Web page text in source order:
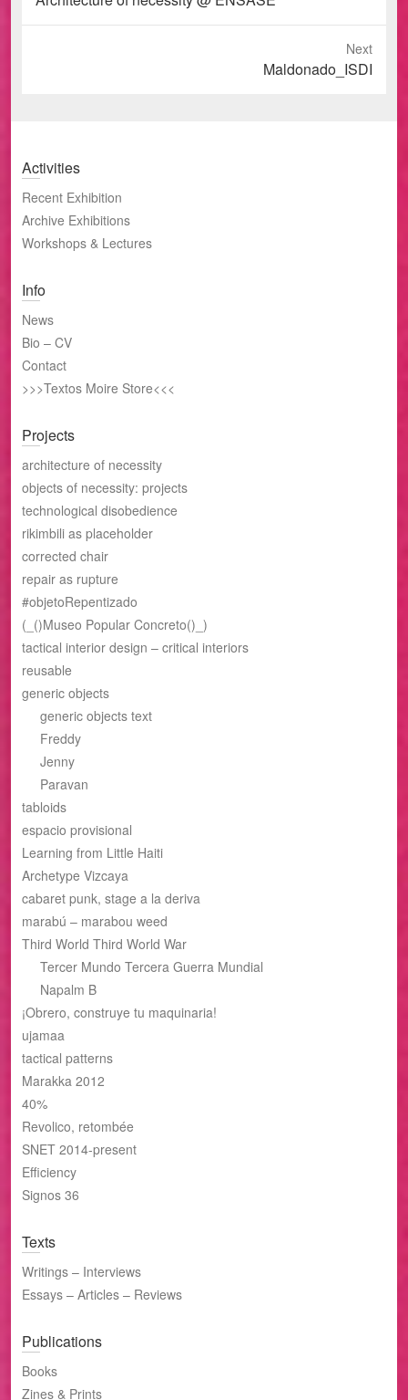
post:
Next
Maldonado_ISDI
Activities
Recent Exhibition
Archive Exhibitions
Workshops & Lectures
Info
News
Bio – CV
Contact
>>>Textos Moire Store<<<
Projects
architecture of necessity
objects of necessity: projects
technological disobedience
rikimbili as placeholder
corrected chair
repair as rupture
#objetoRepentizado
(_()Museo Popular Concreto()_)
tactical interior design – critical interiors
reusable
generic objects
generic objects text
Freddy
Jenny
Paravan
tabloids
espacio provisional
Learning from Little Haiti
Archetype Vizcaya
cabaret punk, stage a la deriva
marabú – marabou weed
Third World Third World War
Tercer Mundo Tercera Guerra Mundial
Napalm B
¡Obrero, construye tu maquinaria!
ujamaa
tactical patterns
Marakka 2012
40%
Revolico, retombée
SNET 2014-present
Efficiency
Signos 36
Texts
Writings – Interviews
Essays – Articles – Reviews
Publications
Books
Zines & Prints